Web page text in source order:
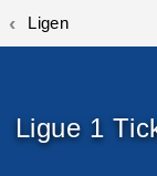
Ligen
Ligue 1